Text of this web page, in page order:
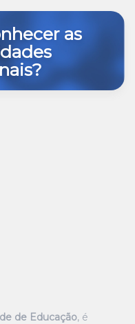
as
de Educação, é